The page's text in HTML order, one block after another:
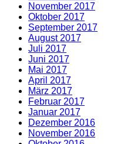
November 2017
Oktober 2017
September 2017
August 2017
Juli 2017
Juni 2017
Mai 2017
April 2017
März 2017
Februar 2017
Januar 2017
Dezember 2016
November 2016